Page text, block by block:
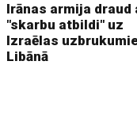
Irānas armija draud
"skarbu atbildi" uz
Izraēlas
Libānā